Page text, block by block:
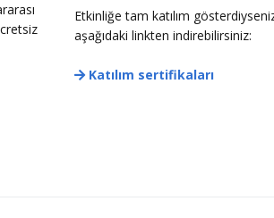
Etkinliğe tam katılım
aşağıdaki linkten indirebilirsiniz:
 Katılım sertifikaları